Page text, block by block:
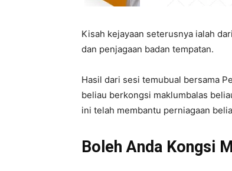
Kisah kejayaan seterusnya ialah
dan penjagaan badan tempatan.
Hasil dari sesi temubual bersama
beliau berkongsi maklumbalas
ini telah membantu perniagaan
Boleh Anda Kongsi